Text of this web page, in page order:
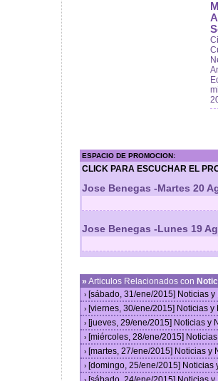
ESPACIO DE PROMOCION:
CLICK PARA ESCUCHAR EL
Jose Benegas -Martes 20
Jose Benegas -Lunes 19
» Articulos Relacionados con
› [sábado, 31/ene/2015] Noticias
› [viernes, 30/ene/2015] Noticias
› [jueves, 29/ene/2015] Noticias
› [miércoles, 28/ene/2015]
› [martes, 27/ene/2015] Noticias
› [domingo, 25/ene/2015]